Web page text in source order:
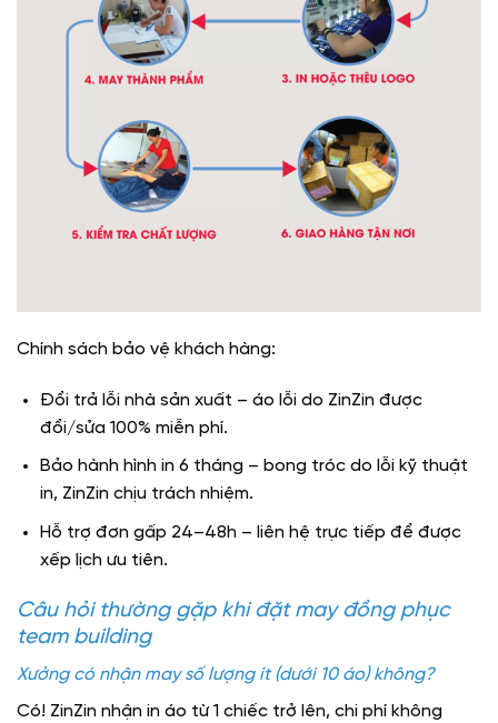
Chính sách bảo vệ khách hàng:
Đổi trả lỗi nhà sản xuất – áo lỗi do ZinZin được
đổi/sửa 100% miễn phí.
Bảo hành hình in 6 tháng – bong tróc do lỗi kỹ thuật
in, ZinZin chịu trách nhiệm.
Hỗ trợ đơn gấp 24–48h – liên hệ trực tiếp để được
xếp lịch ưu tiên.
Câu hỏi thường gặp khi đặt may đồng phục
team building
Xưởng có nhận may số lượng ít (dưới 10 áo) không?
Có! ZinZin nhận in áo từ 1 chiếc trở lên, chi phí không